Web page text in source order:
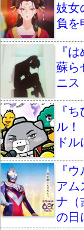
妓女
負を
『
蘇ら
ニス
『
ル
ドル
『
アム
ナ（
の日